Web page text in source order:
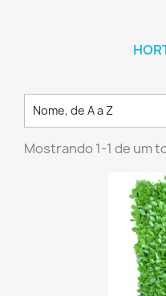
Nome, de A a Z
Mostrando 1-1 de um